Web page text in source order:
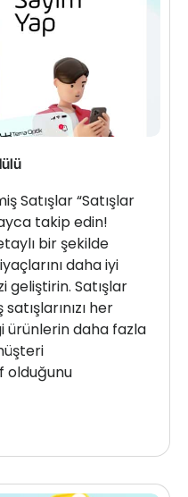
Satışlar “Satışlar
takip edin!
bir şekilde
daha iyi
geliştirin. Satışlar
her
ürünlerin daha fazla
olduğunu